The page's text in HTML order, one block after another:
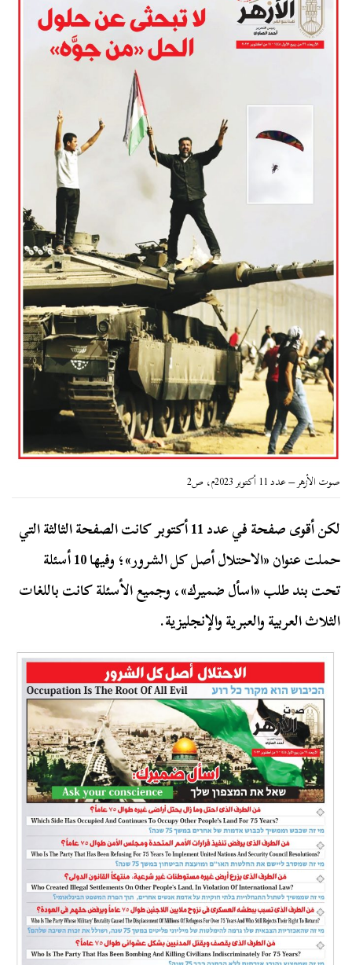
صوت الأزهر – عدد 11 أكتوبر 2023م، ص2
لكن أقوى صفحة في عدد 11 أكتوبر كانت الصفحة الثالثة التي
حملت عنوان «الاحتلال أصل كل الشرور»؛ وفيها 10 أسئلة
تحت بند طلب «اسأل ضميرك»، وجميع الأسئلة كانت باللغات
الثلاث العربية والعبرية والإنجليزية.